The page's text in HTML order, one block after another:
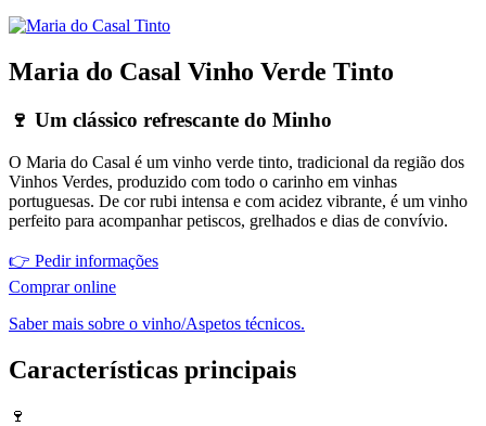
Maria do Casal Vinho Verde Tinto
🍷 Um clássico refrescante do Minho
O Maria do Casal é um vinho verde tinto, tradicional da região dos
Vinhos Verdes, produzido com todo o carinho em vinhas
portuguesas. De cor rubi intensa e com acidez vibrante, é um vinho
perfeito para acompanhar petiscos, grelhados e dias de convívio.
👉 Pedir informações
Comprar online
Saber mais sobre o vinho/Aspetos técnicos.
Características principais
🍷